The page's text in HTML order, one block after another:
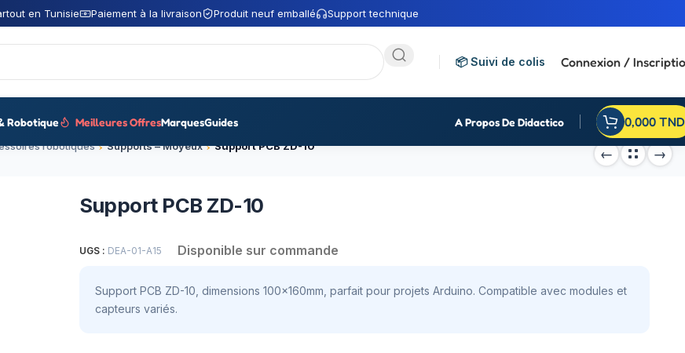
en Tunisie Paiement à la livraison Produit neuf emballé Support technique
📦 Suivi de colis Connexion /
Robotique Meilleures OffresMarquesGuides A Propos De Didactico 0,000 TND
robotiques Supports – Moyeux Support PCB ZD-10
Support PCB ZD-10
UGS : DEA-01-A15 Disponible sur commande
Support PCB ZD-10, dimensions 100x160mm, parfait pour projets Arduino. Compatible avec modules et
capteurs variés.